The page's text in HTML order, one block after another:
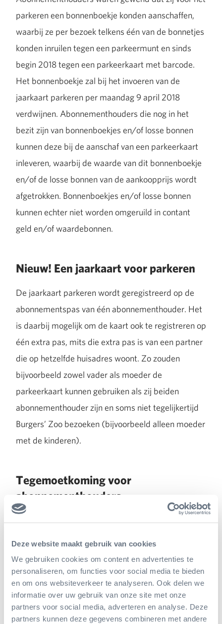
Deze website maakt gebruik van cookies
We gebruiken cookies om content en advertenties te
personaliseren, om functies voor social media te bieden
en om ons websiteverkeer te analyseren. Ook delen we
informatie over uw gebruik van onze site met onze
partners voor social media, adverteren en analyse. Deze
partners kunnen deze gegevens combineren met andere
parkeren een bonnenboekje konden aanschaffen,
waarbij ze per bezoek telkens één van de bonnetjes
konden inruilen tegen een parkeermunt en sinds
begin 2018 tegen een parkeerkaart met barcode.
Het bonnenboekje zal bij het invoeren van de
jaarkaart parkeren per maandag 9 april 2018
verdwijnen. Abonnementhouders die nog in het
bezit zijn van bonnenboekjes en/of losse bonnen
kunnen deze bij de aanschaf van een parkeerkaart
inleveren, waarbij de waarde van dit bonnenboekje
en/of de losse bonnen van de aankoopprijs wordt
afgetrokken. Bonnenboekjes en/of losse bonnen
kunnen echter niet worden omgeruild in contant
geld en/of waardebonnen.
Nieuw! Een jaarkaart voor parkeren
De jaarkaart parkeren wordt geregistreerd op de
abonnementspas van één abonnementhouder. Het
is daarbij mogelijk om de kaart ook te registreren op
één extra pas, mits die extra pas is van een partner
die op hetzelfde huisadres woont. Zo zouden
bijvoorbeeld zowel vader als moeder de
parkeerkaart kunnen gebruiken als zij beiden
abonnementhouder zijn en soms niet tegelijkertijd
Burgers’ Zoo bezoeken (bijvoorbeeld alleen moeder
met de kinderen).
Tegemoetkoming voor
abonnementhouders
Burgers’ Zoo werkt toe naar een systeem waarbij
tegemoet te komen die een jaarabonnement
hebben dat nog maar enkele maanden geldig blijft,
is het tot en met 31 mei 2018 mogelijk
parkeerbonnen (in pakjes van vijf stuks) te kopen.